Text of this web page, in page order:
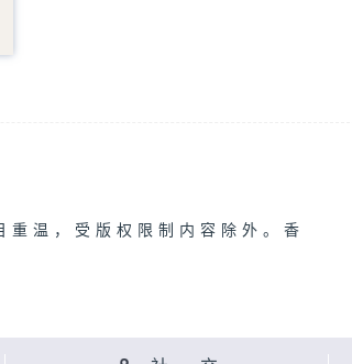
温，受版权限制内容除外。香